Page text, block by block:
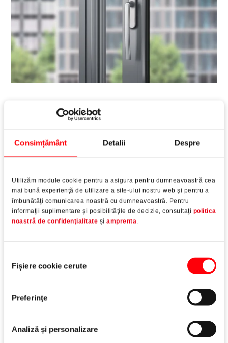
Consimțământ Detalii Despre
Utilizăm module cookie pentru a asigura pentru dumneavoastră cea
mai bună experienţă de utilizare a site-ului nostru web şi pentru a
îmbunătăţi comunicarea noastră cu dumneavoastră. Pentru
informaţii suplimentare şi posibilităţile de decizie, consultaţi politica
noastră de confidenţialitate și amprenta.
consimțământului
Fișiere cookie cerute
Preferinţe
Analiză și personalizare
Sistemul de feronerie versatilă pentru elemente
Citește mai mult